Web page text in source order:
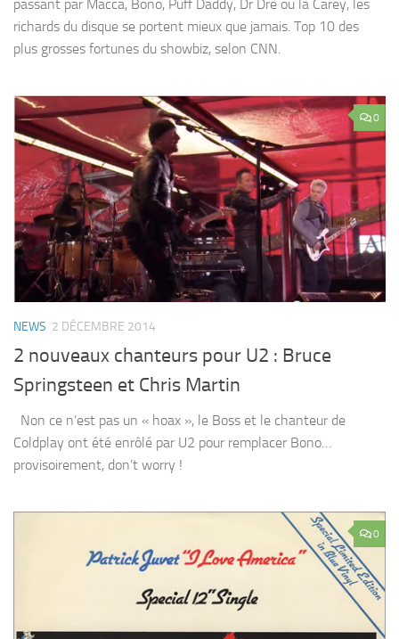
passant par Macca, Bono, Puff Daddy, Dr Dre ou la Carey, les
richards du disque se portent mieux que jamais. Top 10 des
plus grosses fortunes du showbiz, selon CNN.
0
NEWS 2 DÉCEMBRE 2014
2 nouveaux chanteurs pour U2 : Bruce
Springsteen et Chris Martin
Non ce n’est pas un « hoax », le Boss et le chanteur de
Coldplay ont été enrôlé par U2 pour remplacer Bono…
provisoirement, don’t worry !
0